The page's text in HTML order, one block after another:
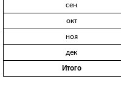
сен
окт
ноя
дек
Итого